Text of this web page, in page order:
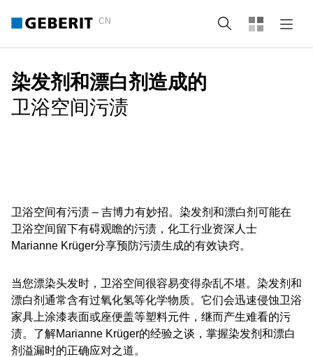
CN Search
染发剂和漂白剂造成的
卫浴空间污渍
卫浴空间有污渍 – 吉博力有妙招。染发剂和漂白剂可能在
卫浴空间留下有碍观瞻的污渍，化工行业资深人士
Marianne Krüger分享预防污渍生成的有效诀窍。
当您漂染头发时，卫浴空间很容易变得杂乱不堪。染发剂和
漂白剂通常含有过氧化氢等化学物质。它们会迅速侵蚀卫浴
家具上涂漆表面或座便盖等塑料元件，继而产生难看的污
渍。了解Marianne Krüger的经验之谈，掌握染发剂和漂白
剂溢漏时的正确应对之道。